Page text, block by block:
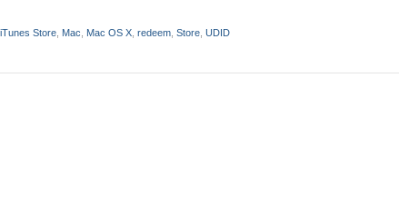
iTunes Store Mac Mac OS X redeem Store UDID